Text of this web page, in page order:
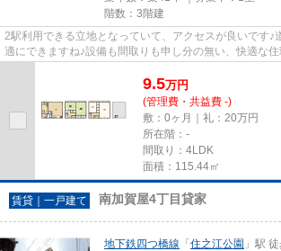
階数：3階建
2駅利用できる立地となっていて、アクセスが良いです♪
適にできますね♪設備も間取りも申し分の無い、快適な
9.5万円
(管理費・共益費 -)
敷：0ヶ月｜礼：20万円
所在階：-
間取り：4LDK
面積：115.44㎡
賃貸｜一戸建て 南加賀屋4丁目貸家
地下鉄四つ橋線 「 住之江公園 」駅